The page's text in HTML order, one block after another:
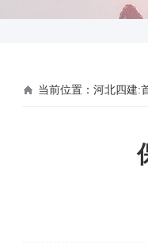
当前位置： 河北四建: